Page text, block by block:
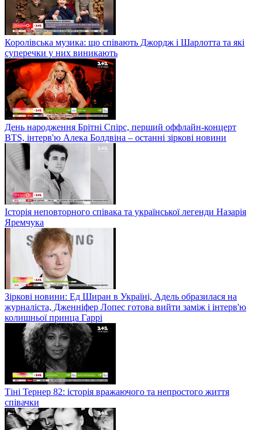
Королівська музика: що співають Джордж і Шарлотта та які
суперечки у них виникають
День народження Брітні Спірс, перший оффлайн-концерт
BTS, інтерв'ю Алека Болдвіна – останні зіркові новини
Історія неповторного співака та української легенди Назарія
Яремчука
Зіркові новини: Ед Ширан в Україні, Адель образилася на
журналіста, Дженніфер Лопес готова вийти заміж і інтерв'ю
колишньої принца Гаррі
Тіні Тернер 82: історія вражаючого та непростого життя
співачки